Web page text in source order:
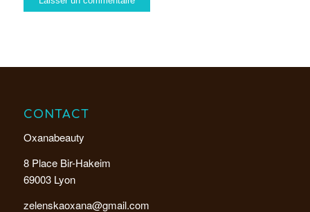
CONTACT
Oxanabeauty
8 Place Bir-Hakeim
69003 Lyon
zelenskaoxana@gmail.com